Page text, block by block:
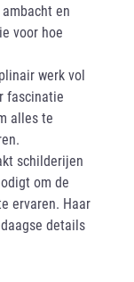
en
voor hoe
werk vol
fascinatie
alles te
schilderijen
om de
ervaren. Haar
details